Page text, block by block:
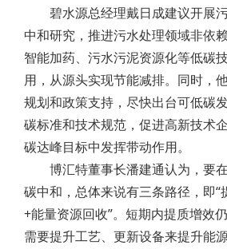
碧水源总经理戴日成建议开展
中和研究，推进污水处理领域非依
智能加药、污水污泥资源化等低碳
用，从源头实现节能减排。同时，
规划和政策支持，尽快出台可低碳
碳标准和技术规范，促进高新技术
碳达峰目标中发挥带动作用。
博汇特董事长潘建通认为，要
碳中和，总体来说有三条路径，即“
+能量资源回收”。短期内提质增效
需要提升工艺、更新设备来提升能